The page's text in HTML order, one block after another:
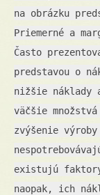
na obrázku
Priemerné a
Často
predstavou o
nižšie náklady
väčšie
zvýšenie
existujú
naopak, ich